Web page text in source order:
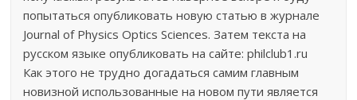
попытаться опубликовать новую статью в журнале
Journal of Physics Optics Sciences. Затем текста на
русском языке опубликовать на сайте: philclub1.ru
Как этого не трудно догадаться самим главным
новизной использованные на новом пути является